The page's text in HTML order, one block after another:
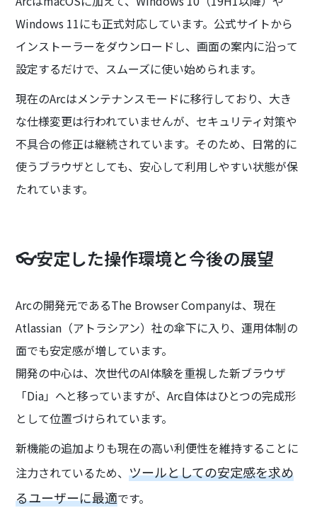
Windows 11にも正式対応しています。公式サイトから
インストーラーをダウンロードし、画面の案内に沿って
設定するだけで、スムーズに使い始められます。
現在のArcはメンテナンスモードに移行しており、大き
な仕様変更は行われていませんが、セキュリティ対策や
不具合の修正は継続されています。そのため、日常的に
使うブラウザとしても、安心して利用しやすい状態が保
たれています。
👓安定した操作環境と今後の展望
Arcの開発元であるThe Browser Companyは、現在
Atlassian（アトラシアン）社の傘下に入り、運用体制の
面でも安定感が増しています。
開発の中心は、次世代のAI体験を重視した新ブラウザ
「Dia」へと移っていますが、Arc自体はひとつの完成形
として位置づけられています。
新機能の追加よりも現在の高い利便性を維持することに
注力されているため、ツールとしての安定感を求め
るユーザーに最適です。